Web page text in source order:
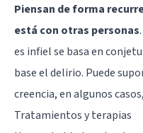
Piensan de forma
está con otras personas
es infiel se basa en
base el delirio. Puede
creencia, en algunos
Tratamientos y terapias